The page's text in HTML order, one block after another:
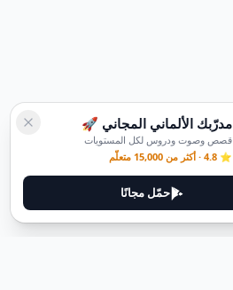
مدرّبك الألماني المجاني 🚀
قصص وصوت ودروس لكل المستويات
⭐ 4.8 · أكثر من 15,000 متعلّم
حمّل مجانًا